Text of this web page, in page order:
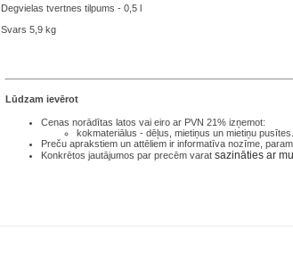
Degvielas tvertnes tilpums - 0,5 l
Svars 5,9 kg
Lūdzam ievērot
Cenas norādītas latos vai eiro ar PVN 21% izņemot:
kokmateriālus - dēļus, mietiņus un mietiņu pusītes.
Preču aprakstiem un attēliem ir informatīva nozīme,
Konkrētos jautājumos par precēm varat sazināties ar